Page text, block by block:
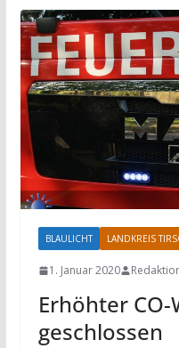
BLAULICHT LANDKREIS
1. Januar 2020
Erhöhter
geschlossen